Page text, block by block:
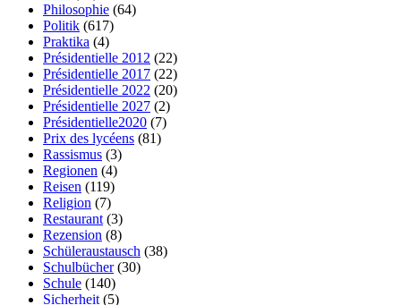
Philosophie (64)
Politik (617)
Praktika (4)
Présidentielle 2012 (22)
Présidentielle 2017 (22)
Présidentielle 2022 (20)
Présidentielle 2027 (2)
Présidentielle2020 (7)
Prix des lycéens (81)
Rassismus (3)
Regionen (4)
Reisen (119)
Religion (7)
Restaurant (3)
Rezension (8)
Schüleraustausch (38)
Schulbücher(30)
Schule (140)
Sicherheit (5)